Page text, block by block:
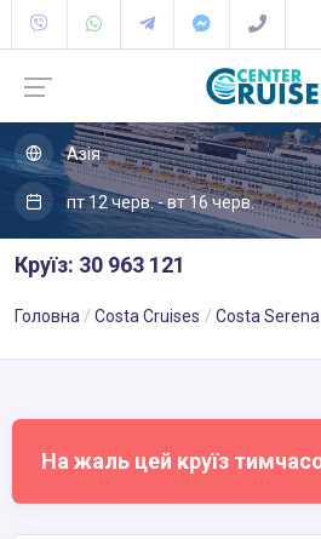
Азія
пт 12 черв. - вт 16 черв.
Круїз: 30 963 121
Головна Costa Cruises Costa Serena
На жаль цей круїз